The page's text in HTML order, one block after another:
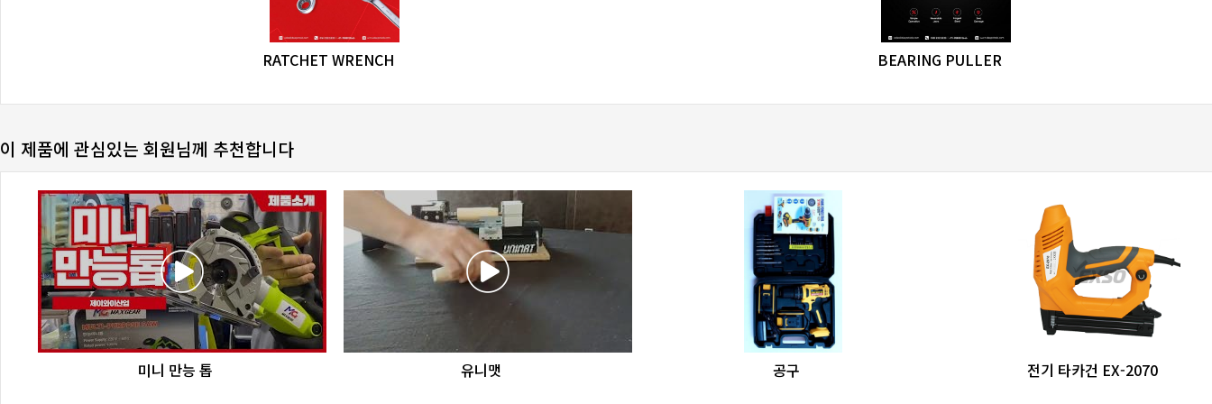
favorite_bordershare
RATCHET WRENCH favorite_border share
BEARING PULLER
이 제품에 관심있는 회원님께 추천합니다
favorite_bordershare
미니 만능 톱 favorite_bordershare
유니맷 favorite_bordershare
공구 favorite_border share
전기 타카건 EX-2070